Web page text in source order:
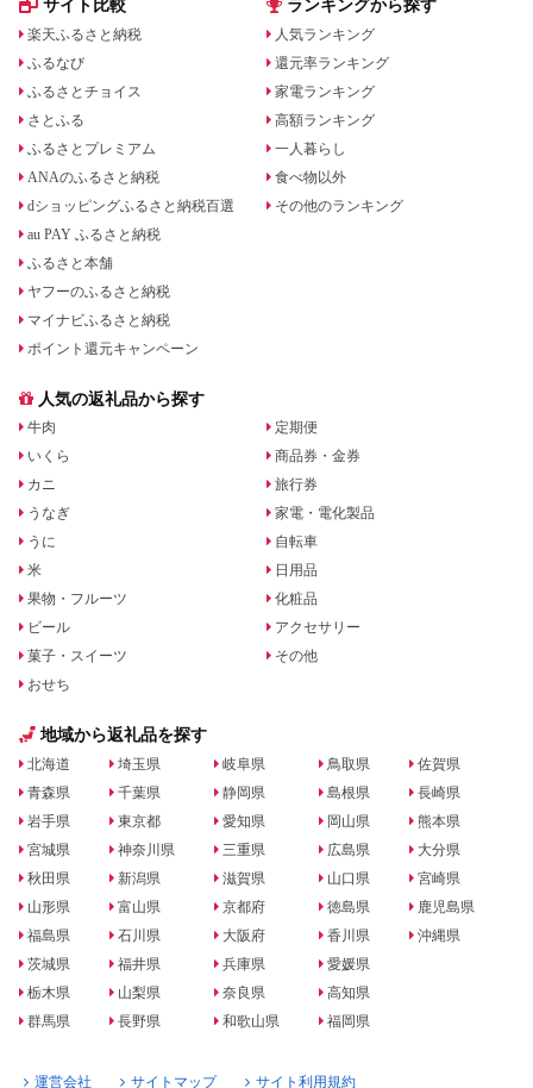
サイト比較
楽天ふるさと納税
ふるなび
ふるさとチョイス
さとふる
ふるさとプレミアム
ANAのふるさと納税
dショッピングふるさと納税百選
au PAY ふるさと納税
ふるさと本舗
ヤフーのふるさと納税
マイナビふるさと納税
ポイント還元キャンペーン
ランキングから探す
人気ランキング
還元率ランキング
家電ランキング
高額ランキング
一人暮らし
食べ物以外
その他のランキング
人気の返礼品から探す
牛肉
いくら
カニ
うなぎ
うに
米
果物・フルーツ
ビール
菓子・スイーツ
おせち
定期便
商品券・金券
旅行券
家電・電化製品
自転車
日用品
化粧品
アクセサリー
その他
地域から返礼品を探す
北海道
青森県
岩手県
宮城県
秋田県
山形県
福島県
茨城県
栃木県
群馬県
埼玉県
千葉県
東京都
神奈川県
新潟県
富山県
石川県
福井県
山梨県
長野県
岐阜県
静岡県
愛知県
三重県
滋賀県
京都府
大阪府
兵庫県
奈良県
和歌山県
鳥取県
島根県
岡山県
広島県
山口県
徳島県
香川県
愛媛県
高知県
福岡県
佐賀県
長崎県
熊本県
大分県
宮崎県
鹿児島県
沖縄県
運営会社 サイトマップ サイト利用規約